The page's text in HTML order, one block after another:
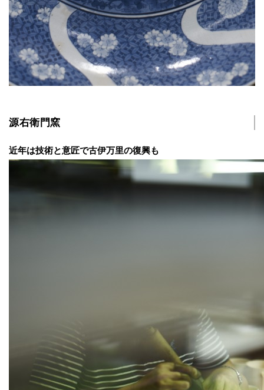
源右衛門窯
近年は技術と意匠で古伊万里の復興も